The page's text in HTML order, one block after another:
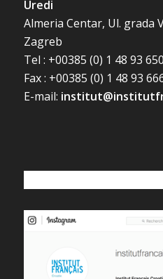
Uredi
Almeria Centar, Ul. grada
Zagreb
Tel : +00385 (0) 1 48 93
Fax : +00385 (0) 1 48 93
E-mail: